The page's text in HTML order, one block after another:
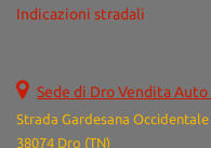
Indicazioni stradali
Sede di Dro Vendita
Strada Gardesana Occidentale
38074 Dro (TN)